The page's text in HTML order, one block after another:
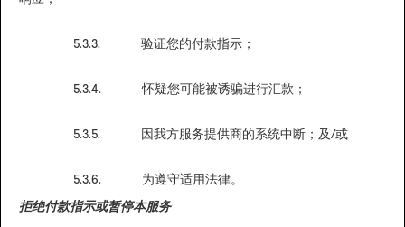
5.3.3. 验证您的付款指示；
5.3.4. 怀疑您可能被诱骗进行汇款；
5.3.5. 因我方服务提供商的系统中断；及/或
5.3.6. 为遵守适用法律。
拒绝付款指示或暂停本服务